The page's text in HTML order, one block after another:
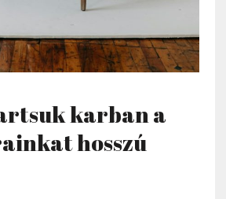
karban a
hosszú